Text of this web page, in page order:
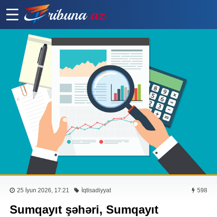
25 İyun 2026, 17:21 İqtisadiyyat 598
Sumqayıt şəhəri, Sumqayıt